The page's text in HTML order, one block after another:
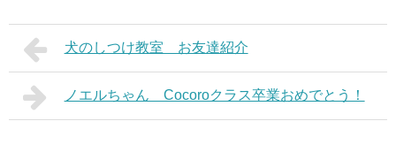
犬のしつけ教室 お友達紹介
ノエルちゃん Cocoroクラス卒業おめでとう！